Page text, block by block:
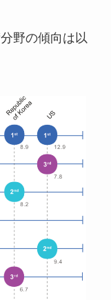
野の傾向は以